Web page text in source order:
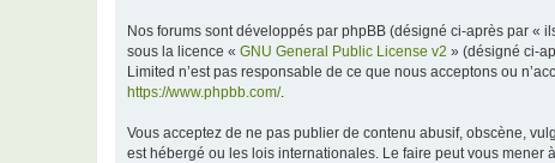
Nos forums sont développés par phpBB (désigné ci-après par «
sous la licence « GNU General Public License v2 » (désigné ci-
Limited n’est pas responsable de ce que nous acceptons ou
https://www.phpbb.com/.
Vous acceptez de ne pas publier de contenu abusif, obscène,
est hébergé ou les lois internationales. Le faire peut vous mener